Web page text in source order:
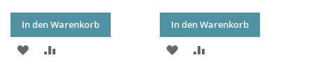
In den Warenkorb
ZUR
In den Warenkorb
ZUR